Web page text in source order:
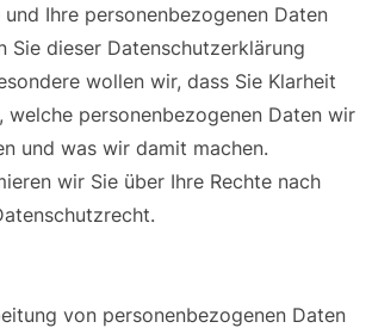
und Ihre personenbezogenen Daten
Sie dieser Datenschutzerklärung
wollen wir, dass Sie Klarheit
welche personenbezogenen Daten wir
und was wir damit machen.
wir Sie über Ihre Rechte nach
von personenbezogenen Daten